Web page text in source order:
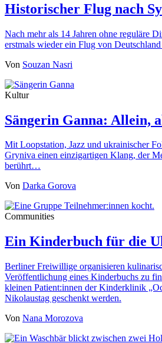
Historischer Flug nach
Nach mehr als 14 Jahren ohne reguläre
erstmals wieder ein Flug von
Von Souzan Nasri
Kultur
Sängerin Ganna: Allein,
Mit Loopstation, Jazz und ukrainischer
Gryniva einen einzigartigen Klang, der
berührt…
Von Darka Gorova
Communities
Ein Kinderbuch für die
Berliner Freiwillige organisieren
Veröffentlichung eines Kinderbuchs zu
kleinen Patient:innen der Kinderklinik
Nikolaustag geschenkt werden.
Von Nana Morozova